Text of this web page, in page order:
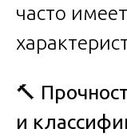
часто
🔨
и